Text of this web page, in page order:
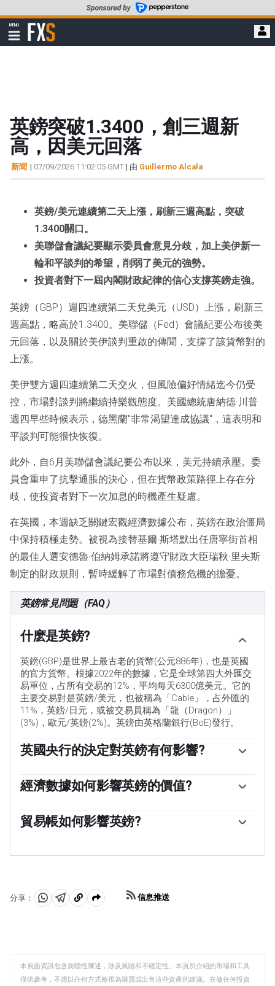
至
要
MENU
顯
示
FXStreet
英鎊突破1.3400，創三週新
高，因美元回落
新聞 | 07/09/2026 11:02:05 GMT | 由 Guillermo Alcala
英鎊/美元連續第二天上漲，刷新三週高點，突破
1.3400關口。
美聯儲會議紀要顯示委員會意見分歧，加上美伊新一
輪和平談判的希望，削弱了美元的強勢。
投資者對下一屆內閣財政紀律的信心支撐英鎊走強。
英鎊（GBP）週四連續第二天兌美元（USD）上漲，刷新三
週高點，略高於1.3400。美聯儲（Fed）會議紀要公布後美
元回落，以及關於美伊談判重啟的傳聞，支撐了該貨幣對的
上漲。
美伊雙方週四連續第二天交火，但風險偏好情緒迄今仍受
控，市場對談判將繼續持樂觀態度。美國總統唐納德·川普
週四早些時候表示，德黑蘭"非常渴望達成協議"，這表明和
平談判可能很快恢復。
此外，自6月美聯儲會議紀要公布以來，美元持續承壓。委
員會重申了抗擊通脹的決心，但在貨幣政策路徑上存在分
歧，使投資者對下一次加息的時機產生疑慮。
在英國，本週缺乏關鍵宏觀經濟數據公布，英鎊在政治僵局
中保持積極走勢。被視為接替基爾·斯塔默出任唐寧街首相
的最佳人選安德魯·伯納姆承諾將遵守財政大臣瑞秋·里夫斯
制定的財政規則，暫時緩解了市場對債務危機的擔憂。
英鎊常見問題（FAQ）
什麽是英鎊?
英鎊(GBP)是世界上最古老的貨幣(公元886年)，也是英國
的官方貨幣。根據2022年的數據，它是全球第四大外匯交
易單位，占所有交易的12%，平均每天6300億美元。它的
主要交易對是英鎊/美元，也被稱為「Cable」，占外匯的
11%，英鎊/日元，或被交易員稱為「龍（Dragon）」
(3%)，歐元/英鎊(2%)。英鎊由英格蘭銀行(BoE)發行。
英國央行的決定對英鎊有何影響?
貨幣政策。英國央行的決定是基於它是否實現了「物價穩
定」的主要目標——穩定在2%左右的通脹率。實現這一目
圖通過提高利率來控製通脹，從而提高個人和企業獲得信
低時，這是經濟增長放緩的跡象。在這種情況下，英國央
經濟數據如何影響英鎊的價值?
的價值。GDP、製造業和服務業pmi以及就業等指標都可
以影響英鎊的走勢。強勁的經濟有利於英鎊。這不僅會吸
直接推高英鎊。否則，如果經濟數據疲軟，英鎊可能會下
貿易帳如何影響英鎊?
國家在一定時期內出口收入與進口支出之間的差額。如果
此，凈貿易余額為正會使貨幣走強，反之亦然。」
分享：
分 分 複
信息推送
本頁面資訊包含前瞻性陳述，涉及風險和不確定性。本頁所介紹的市場和工具
僅供參考，不應以任何方式被視為購買或出售這些資產的建議。在做任何投資